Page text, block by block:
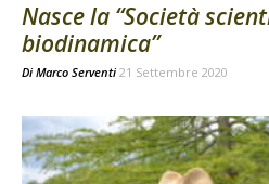
Nasce la “Società
biodinamica”
Di Marco Serventi 21 Settembre 2020